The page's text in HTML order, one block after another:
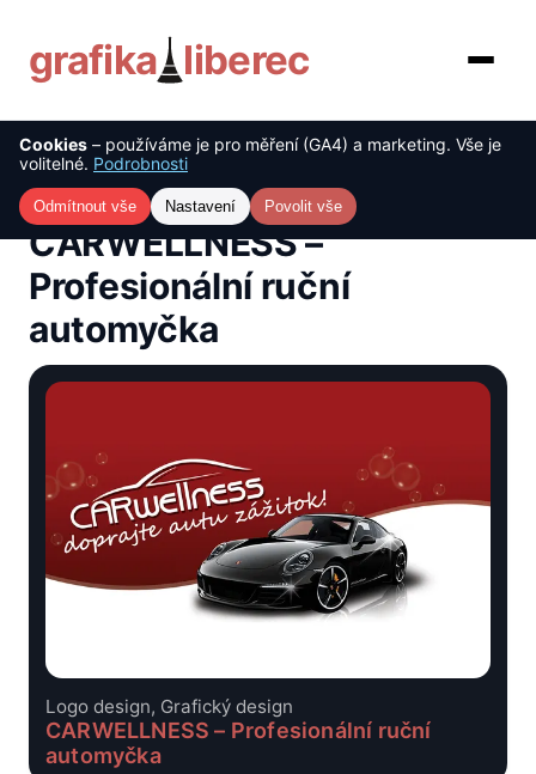
grafika liberec
O nás
Služby
Ceník
Reference
Blog
Cookies – používáme je pro měření (GA4) a marketing. Vše je
volitelné. Podrobnosti
Odmítnout vše Nastavení Povolit vše
Úvod› Reference›
automyčka
CARWELLNESS –
Profesionální ruční
automyčka
Logo design, Grafický design
CARWELLNESS – Profesionální ruční
automyčka